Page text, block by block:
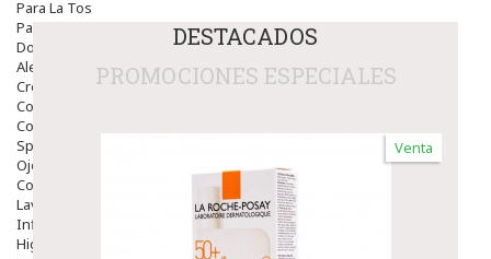
Para La Tos
Para Descongestionar La Nariz
Dolor De Garganta
Alergias Y Picaduras
Cremas
Comprimidos
Colirios
Sprays
Ojos Y Oidos
Congestión
Lavado Ojos
Inflamación Del Oido (otitis)
Higiene Oido
DESTACADOS
PROMOCIONES ESPECIALES
Venta